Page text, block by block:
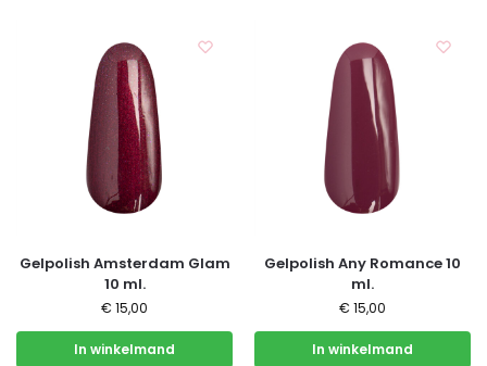
Gelpolish Amsterdam Glam
10 ml.
€ 15,00
In winkelmand
Gelpolish Any Romance 10
ml.
€ 15,00
In winkelmand